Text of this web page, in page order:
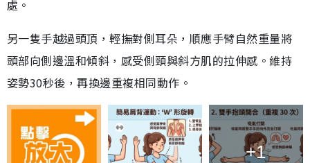
處。
另一隻手越過頭頂，輕撫對側耳朵，順應手臂自然重量將
頭部向側邊溫和傾斜，感受側頸與斜方肌的拉伸感。維持
姿勢30秒後，再換邊重複相同動作。
+1